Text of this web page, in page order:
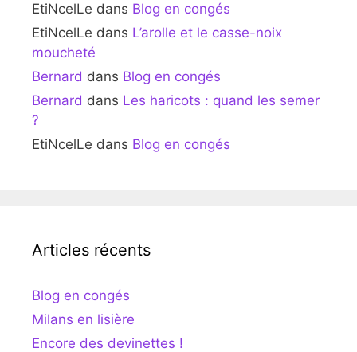
EtiNcelLe dans Blog en congés
EtiNcelLe dans L’arolle et le casse-noix
moucheté
Bernard dans Blog en congés
Bernard dans Les haricots : quand les semer
?
EtiNcelLe dans Blog en congés
Articles récents
Blog en congés
Milans en lisière
Encore des devinettes !